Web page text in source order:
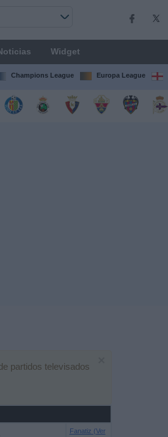
Widget
Champions League Europa League
partidos televisados
Fanatiz (Ver